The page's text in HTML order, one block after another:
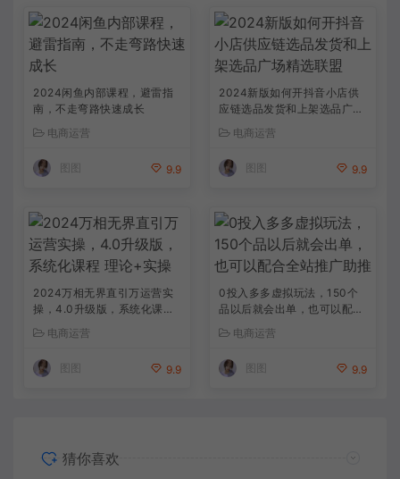
2024闲鱼内部课程，避雷指
南，不走弯路快速成长
电商运营
图图 9.9
2024新版如何开抖音小店供
应链选品发货和上架选品广场
电商运营
图图 9.9
2024万相无界直引万运营实
操，4.0升级版，系统化课程
电商运营
图图 9.9
0投入多多虚拟玩法，150个
品以后就会出单，也可以配合
电商运营
图图 9.9
猜你喜欢